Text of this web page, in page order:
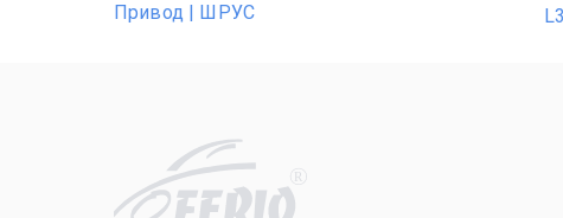
Привод | ШРУС
R